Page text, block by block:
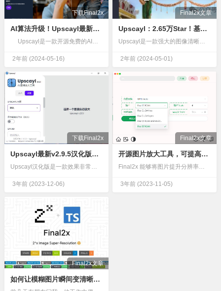
下载Final2x
AI算法升级！Upscayl最新2.11中文便携版解压即用，支持16倍放大！
Upscayl是一款开源免费的AI图片无损放大工具。它采用先进的人工智能模型，能够将低分辨率的图像进行质量提升，通过应用先进的算法和深度学习技术能够以更高的精度…
2年前 (2024-05-16)
Final2x文章
Upscayl：2.65万Star！基于AI无损放大图像，你的学习资料有救了~
Upscayl是一款强大的图像清晰化工具，采用先进的人工智能算法，可以无损放大和增强低分辨率图像。它是一款跨平台应用程序，采用 Linux 优先的理念。这意味着 Linux 用户会更早收到预发布版本，…
2年前 (2024-05-01)
下载Final2x
Upscayl最新v2.9.5汉化版开源AI图像放大工具
Upscayl汉化版是一款效果非常出众的AI图片放大变清晰处理软件，通过使用高级的 AI 模型来升级低分辨率图像，使得模糊的图片即使放大也同样清晰。支持在 MacOS、Linux 和 Windows…
3年前 (2023-12-06)
Final2x文章
开源图片放大工具，可提高图像分辨率与质量
Final2x 能够将图片提升分辨率到任意尺寸，增强图像的分辨率和质量，使图像更清晰，内置 RealCUGAN、RealESRGAN、Waifu2x 和 SRMD 等多个模型功能超分辨率：采…
3年前 (2023-11-05)
Final2x文章
如何让模糊图片瞬间变清晰？用它，一键变清晰！支持多系统！免费！